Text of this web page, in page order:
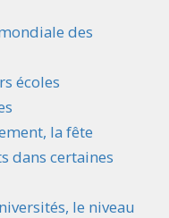
des
écoles
la fête
dans certaines
le niveau